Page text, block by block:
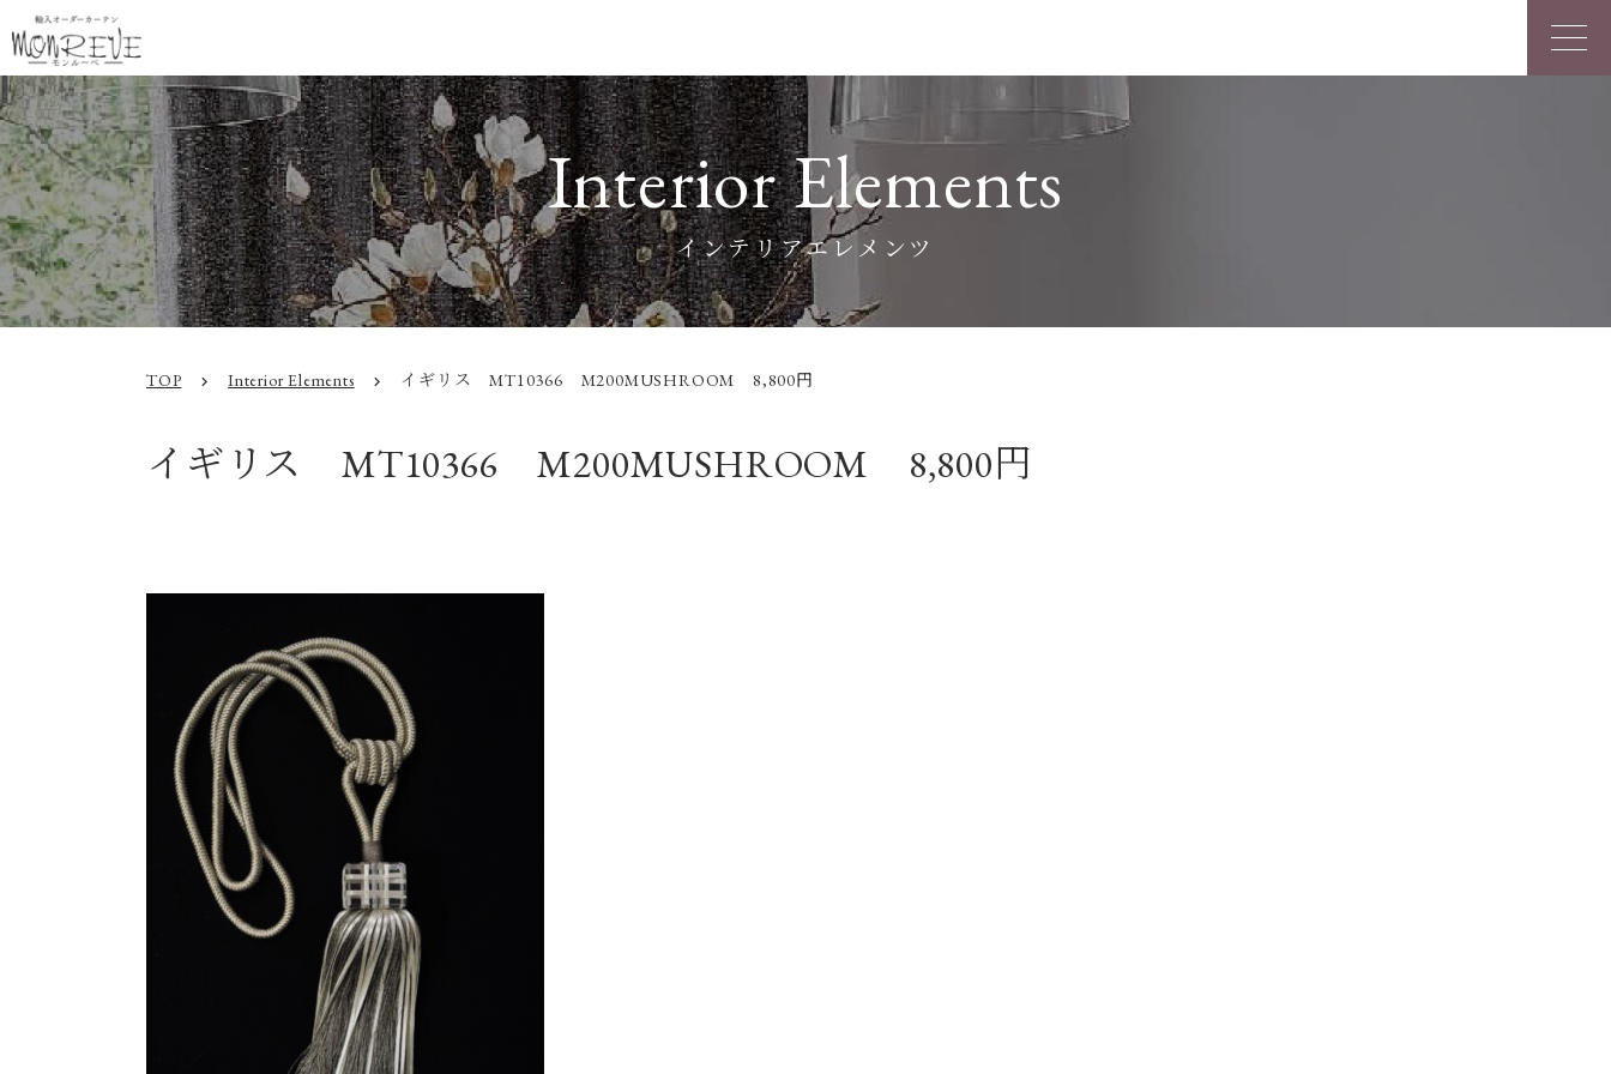
Interior Elements
インテリアエレメンツ
TOP chevron_right Interior Elements chevron_right イギリス MT10366 M200MUSHROOM 8,800円
イギリス MT10366 M200MUSHROOM 8,800円